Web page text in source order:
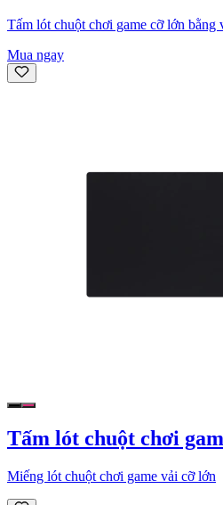
Tấm lót chuột chơi game cỡ lớn bằng
Mua ngay
Tấm lót chuột chơi
Miếng lót chuột chơi game vải cỡ lớn